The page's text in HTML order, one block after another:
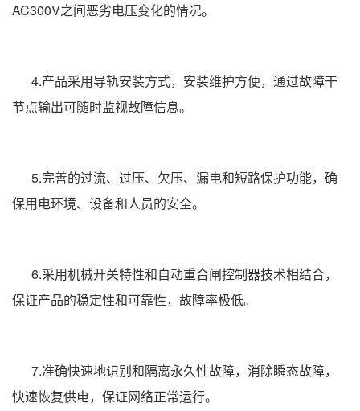
AC300V之间恶劣电压变化的情况。
4.产品采用导轨安装方式，安装维护方便，通过故障干
节点输出可随时监视故障信息。
5.完善的过流、过压、欠压、漏电和短路保护功能，确
保用电环境、设备和人员的安全。
6.采用机械开关特性和自动重合闸控制器技术相结合，
保证产品的稳定性和可靠性，故障率极低。
7.准确快速地识别和隔离永久性故障，消除瞬态故障，
快速恢复供电，保证网络正常运行。